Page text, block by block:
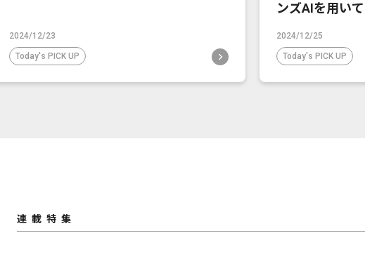
2024/12/23
Today's PICK UP
ンズAIを用い
2024/12/25
Today's PICK UP
連載特集